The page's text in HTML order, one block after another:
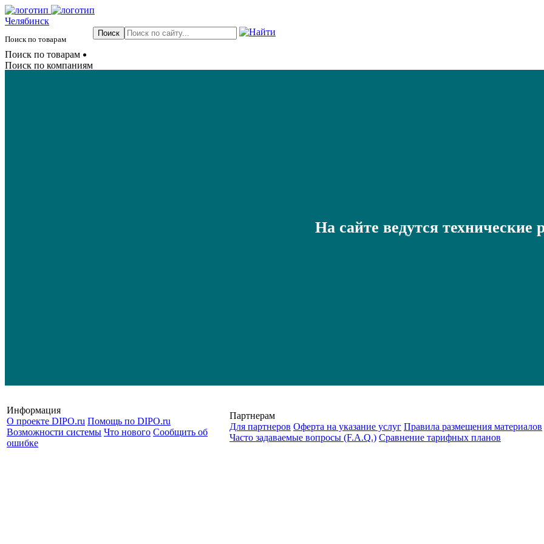
Челябинск
Поиск по товарам
Поиск по товарам
Поиск по компаниям
На сайте ведутся технические
Информация
О проекте DIPO.ru Помощь по DIPO.ru
Возможности системы Что нового Сообщить об
ошибке
Партнерам
Для партнеров Оферта на указание услуг Правила размещения материалов
Часто задаваемые вопросы (F.A.Q.) Cравнение тарифных планов